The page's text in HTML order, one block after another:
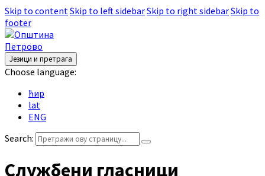
Skip to contentSkip to left sidebarSkip to right sidebarSkip to
footer
Језици и претрага
Choose language:
ћир
lat
ENG
Search:
Службени гласници